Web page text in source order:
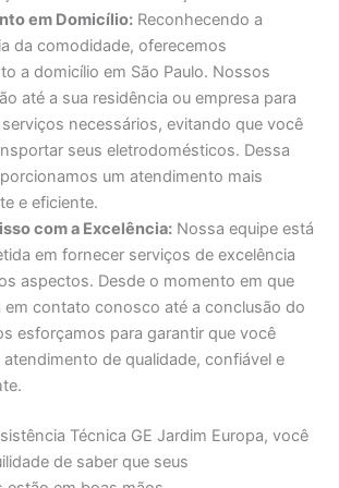
em Domicílio: Reconhecendo a
da comodidade, oferecemos
a domicílio em São Paulo. Nossos
até a sua residência ou empresa para
serviços necessários, evitando que você
seus eletrodomésticos. Dessa
um atendimento mais
e eficiente.
com a Excelência: Nossa equipe está
em fornecer serviços de excelência
aspectos. Desde o momento em que
em contato conosco até a conclusão do
esforçamos para garantir que você
atendimento de qualidade, confiável e
Técnica GE Jardim Europa, você
de saber que seus